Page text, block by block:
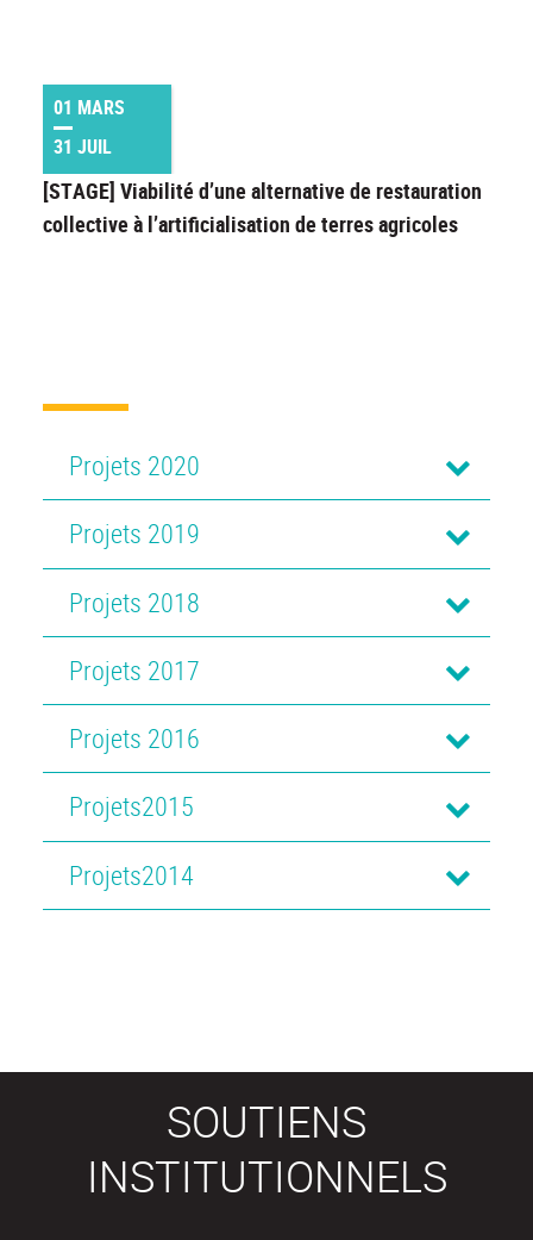
01 MARS
31 JUIL
[STAGE] Viabilité d’une alternative de restauration
collective à l’artificialisation de terres agricoles
Projets 2020
Projets 2019
Projets 2018
Projets 2017
Projets 2016
Projets2015
Projets2014
SOUTIENS
INSTITUTIONNELS